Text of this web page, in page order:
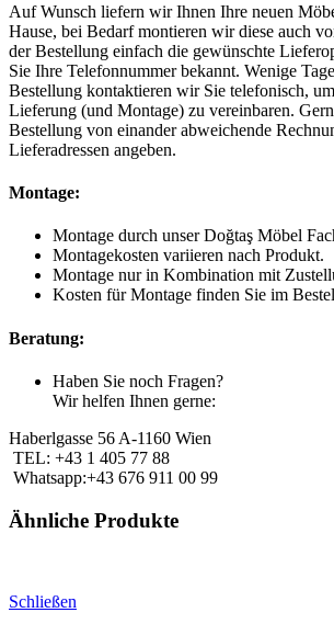
Auf Wunsch liefern wir Ihnen Ihre neuen
Hause, bei Bedarf montieren wir diese auch
der Bestellung einfach die gewünschte
Sie Ihre Telefonnummer bekannt. Wenige
Bestellung kontaktieren wir Sie telefonisch,
Lieferung (und Montage) zu vereinbaren.
Bestellung von einander abweichende
Lieferadressen angeben.
Montage:
Montage durch unser Doğtaş Möbel
Montagekosten variieren nach Produkt.
Montage nur in Kombination mit
Kosten für Montage finden Sie im
Beratung:
Haben Sie noch Fragen?
Wir helfen Ihnen gerne:
Haberlgasse 56 A-1160 Wien
TEL: +43 1 405 77 88
Whatsapp:+43 676 911 00 99
Ähnliche Produkte
Schließen